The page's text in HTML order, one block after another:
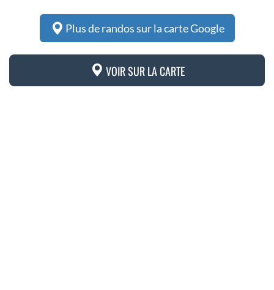
Plus de randos sur la carte Google
VOIR SUR LA CARTE